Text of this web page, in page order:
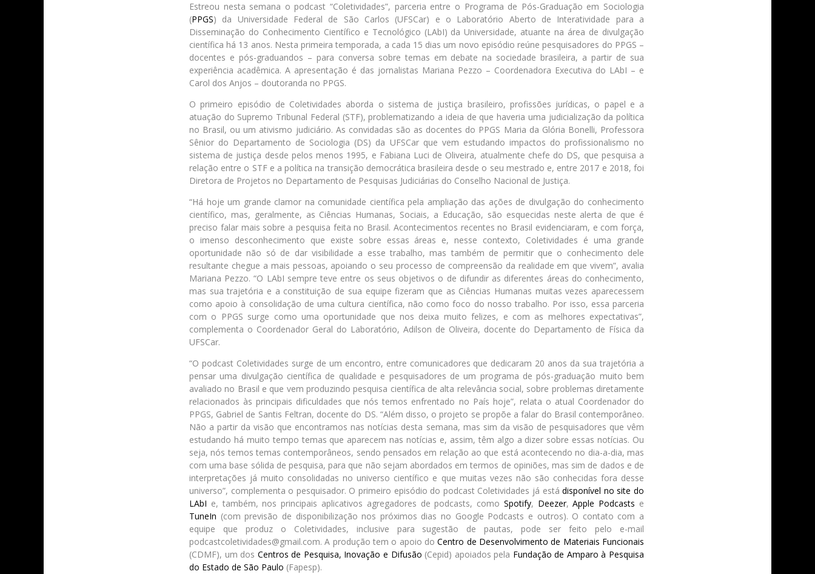
Estreou nesta semana o podcast “Coletividades”, parceria entre o Programa de Pós-Graduação em Sociologia
(PPGS) da Universidade Federal de São Carlos (UFSCar) e o Laboratório Aberto de Interatividade para a
Disseminação do Conhecimento Científico e Tecnológico (LAbI) da Universidade, atuante na área de divulgação
científica há 13 anos. Nesta primeira temporada, a cada 15 dias um novo episódio reúne pesquisadores do PPGS –
docentes e pós-graduandos – para conversa sobre temas em debate na sociedade brasileira, a partir de sua
experiência acadêmica. A apresentação é das jornalistas Mariana Pezzo – Coordenadora Executiva do LAbI – e
Carol dos Anjos – doutoranda no PPGS.
O primeiro episódio de Coletividades aborda o sistema de justiça brasileiro, profissões jurídicas, o papel e a
atuação do Supremo Tribunal Federal (STF), problematizando a ideia de que haveria uma judicialização da política
no Brasil, ou um ativismo judiciário. As convidadas são as docentes do PPGS Maria da Glória Bonelli, Professora
Sênior do Departamento de Sociologia (DS) da UFSCar que vem estudando impactos do profissionalismo no
sistema de justiça desde pelos menos 1995, e Fabiana Luci de Oliveira, atualmente chefe do DS, que pesquisa a
relação entre o STF e a política na transição democrática brasileira desde o seu mestrado e, entre 2017 e 2018, foi
Diretora de Projetos no Departamento de Pesquisas Judiciárias do Conselho Nacional de Justiça.
“Há hoje um grande clamor na comunidade científica pela ampliação das ações de divulgação do conhecimento
científico, mas, geralmente, as Ciências Humanas, Sociais, a Educação, são esquecidas neste alerta de que é
preciso falar mais sobre a pesquisa feita no Brasil. Acontecimentos recentes no Brasil evidenciaram, e com força,
o imenso desconhecimento que existe sobre essas áreas e, nesse contexto, Coletividades é uma grande
oportunidade não só de dar visibilidade a esse trabalho, mas também de permitir que o conhecimento dele
resultante chegue a mais pessoas, apoiando o seu processo de compreensão da realidade em que vivem”, avalia
Mariana Pezzo. “O LAbI sempre teve entre os seus objetivos o de difundir as diferentes áreas do conhecimento,
mas sua trajetória e a constituição de sua equipe fizeram que as Ciências Humanas muitas vezes aparecessem
como apoio à consolidação de uma cultura científica, não como foco do nosso trabalho. Por isso, essa parceria
com o PPGS surge como uma oportunidade que nos deixa muito felizes, e com as melhores expectativas”,
complementa o Coordenador Geral do Laboratório, Adilson de Oliveira, docente do Departamento de Física da
UFSCar.
“O podcast Coletividades surge de um encontro, entre comunicadores que dedicaram 20 anos da sua trajetória a
pensar uma divulgação científica de qualidade e pesquisadores de um programa de pós-graduação muito bem
avaliado no Brasil e que vem produzindo pesquisa científica de alta relevância social, sobre problemas diretamente
relacionados às principais dificuldades que nós temos enfrentado no País hoje”, relata o atual Coordenador do
PPGS, Gabriel de Santis Feltran, docente do DS. “Além disso, o projeto se propõe a falar do Brasil contemporâneo.
Não a partir da visão que encontramos nas notícias desta semana, mas sim da visão de pesquisadores que vêm
estudando há muito tempo temas que aparecem nas notícias e, assim, têm algo a dizer sobre essas notícias. Ou
seja, nós temos temas contemporâneos, sendo pensados em relação ao que está acontecendo no dia-a-dia, mas
com uma base sólida de pesquisa, para que não sejam abordados em termos de opiniões, mas sim de dados e de
interpretações já muito consolidadas no universo científico e que muitas vezes não são conhecidas fora desse
universo”, complementa o pesquisador. O primeiro episódio do podcast Coletividades já estádisponível no site do
LAbI e, também, nos principais aplicativos agregadores de podcasts, como Spotify, Deezer,Apple Podcasts e
TuneIn (com previsão de disponibilização nos próximos dias no Google Podcasts e outros). O contato com a
equipe que produz o Coletividades, inclusive para sugestão de pautas, pode ser feito pelo e-mail
podcastcoletividades@gmail.com. A produção tem o apoio doCentro de Desenvolvimento de Materiais Funcionais
(CDMF), um dos Centros de Pesquisa, Inovação e Difusão (Cepid) apoiados pela Fundação de Amparo à Pesquisa
do Estado de São Paulo (Fapesp).